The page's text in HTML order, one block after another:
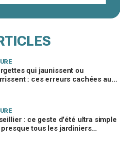
qui jaunissent ou
: ces erreurs cachées au
: ce geste d'été ultra simple
presque tous les jardiniers